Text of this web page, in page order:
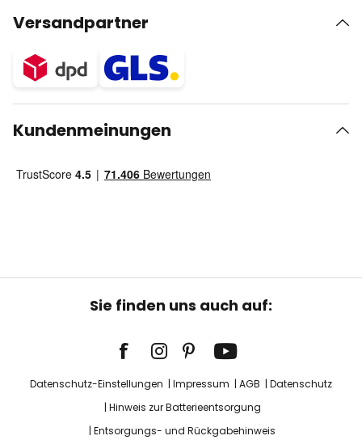
Versandpartner
Kundenmeinungen
Sie finden uns auch auf:
Datenschutz-Einstellungen Impressum AGB
Datenschutz
Hinweis zur Batterieentsorgung
Entsorgungs- und Rückgabehinweis